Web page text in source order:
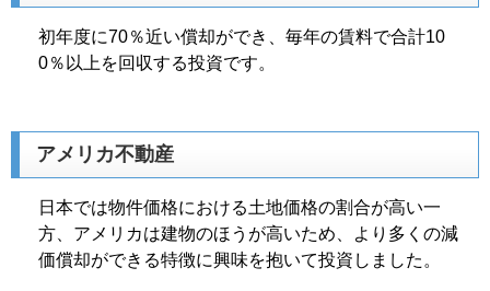
初年度に70％近い償却ができ、毎年の賃料で合計10
0％以上を回収する投資です。
アメリカ不動産
日本では物件価格における土地価格の割合が高い一
方、アメリカは建物のほうが高いため、より多くの減
価償却ができる特徴に興味を抱いて投資しました。